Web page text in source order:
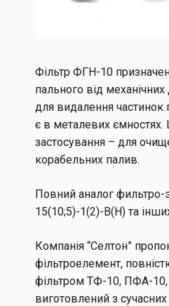
Фільтр ФГН-10
пального від
для видалення частинок
є в металевих ємностях.
застосування – для
корабельних палив.
Повний аналог фильтро-
15(10;5)-1(2)-В(Н) та
Компанія “Селтон”
фільтроелемент,
фільтром ТФ-10, ПФА-
виготовлений з сучасних